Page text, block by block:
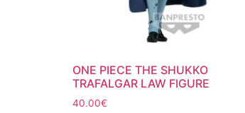
ONE PIECE THE SHUKKO
TRAFALGAR LAW FIGURE
40.00€